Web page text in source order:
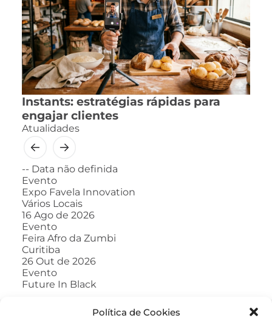
Política de Cookies
Instants: estratégias rápidas para
engajar clientes
Atualidades
-- Data não definida
Evento
Expo Favela Innovation
Vários Locais
16 Ago de 2026
Evento
Feira Afro da Zumbi
Curitiba
26 Out de 2026
Evento
Future In Black